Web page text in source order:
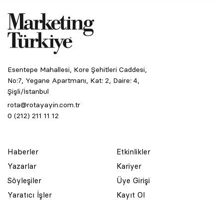
Esentepe Mahallesi, Kore Şehitleri Caddesi,
No:7, Yegane Apartmanı, Kat: 2, Daire: 4,
Şişli/İstanbul
rota@rotayayin.com.tr
0 (212) 211 11 12
Haberler
Yazarlar
Söyleşiler
Yaratıcı İşler
Etkinlikler
Kariyer
Üye Girişi
Kayıt Ol